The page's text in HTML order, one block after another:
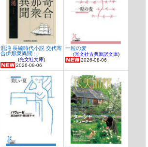
混沌 長編時代小説 交代寄
合伊那衆異聞 ...
(光文社文庫)
2026-08-06
一粒の麦
(光文社古典新訳文庫)
2026-08-06